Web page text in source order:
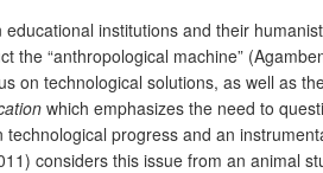
institutions and their
“anthropological machine”
on technological solutions, as well as
which emphasizes the need to
progress and an
considers this issue from an animal